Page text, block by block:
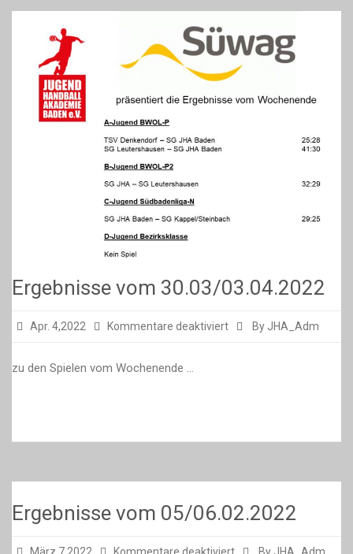
Ergebnisse vom 30.03/03.04.2022
Apr. 4,2022 Kommentare deaktiviertfür
By JHA_Adm
zu den Spielen vom Wochenende …
Ergebnisse vom 05/06.02.2022
für